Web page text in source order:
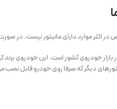
اکثر موارد دارای مانیتور نیست. در
خودروی کشور است. این خودروی برند
دیگر که صرفا روی خودرو قابل